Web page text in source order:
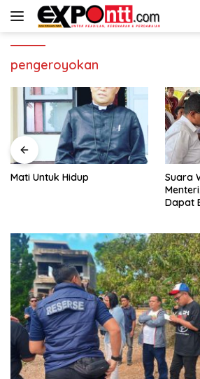
Langsung
pengeroyokan
Mati Untuk Hidup
Suara
Dapat